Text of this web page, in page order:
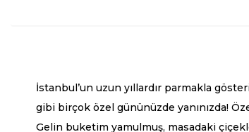
İstanbul’un uzun yıllardır parmakla
gibi birçok özel gününüzde yanınızda!
Gelin buketim yamulmuş, masadaki